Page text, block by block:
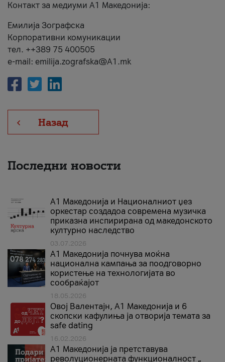
Контакт за медиуми А1 Македонија:
Емилија Зографска
Корпоративни комуникации
тел. ++389 75 400505
e-mail: emilija.zografska@A1.mk
Назад
Последни новости
А1 Македонија и Националниот џез
оркестар создадоа современа музичка
приказна инспирирана од македонското
културно наследство
03.07.2026
A1 Македонија почнува моќна
национална кампања за поодговорно
користење на технологијата во
сообраќајот
18.05.2026
Овој Валентајн, A1 Македонија и 6
скопски кафулиња ја отворија темата за
safe dating
16.02.2026
А1 Македонија ја претставува
револуционерната функционалност „